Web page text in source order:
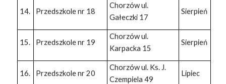
14. Przedszkole nr 18
Chorzów ul.
Gałeczki 17
Sierpień
15. Przedszkole nr 19
Chorzów ul.
Karpacka 15
Sierpień
16. Przedszkole nr 20
Chorzów ul. Ks. J.
Czempiela 49
Lipiec